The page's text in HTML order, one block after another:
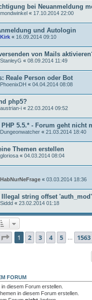
bei Neuanmeldung
mondwinkel « 17.10.2014 22:00
und Autologin
Kirk « 16.09.2014 09:10
von Mails
StanleyG « 08.09.2014 11:49
Reale Person oder Bot
PhoenixDH « 04.04.2014 08:08
php5?
austrian-i « 22.03.2014 09:52
5.5.* - Forum geht nicht
Dungeonwatcher « 21.03.2014 18:40
Themen erstellen
gloriosa « 04.03.2014 08:04
HabNurNeFrage « 03.03.2014 18:36
string offset 'auth_mod'
Siddd « 23.02.2014 01:18
Seite 1von 1563
1 2 3 4 5 1563
FORUM
diesem Forum erstellen.
in diesem Forum erstellen.